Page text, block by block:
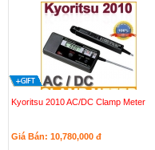
Kyoritsu 2010 AC/DC Clamp Meter
Giá Bán: 10,780,000 đ